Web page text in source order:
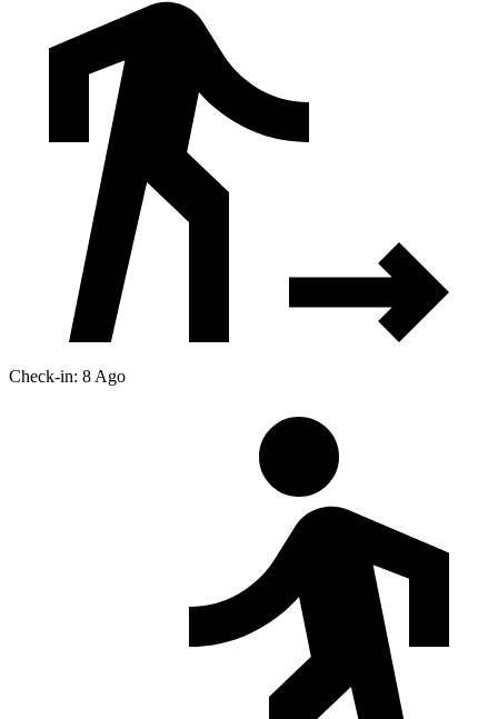
Check-in: 8 Ago